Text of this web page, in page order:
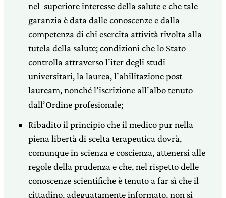
nel superiore interesse della salute e che tale
garanzia è data dalle conoscenze e dalla
competenza di chi esercita attività rivolta alla
tutela della salute; condizioni che lo Stato
controlla attraverso l’iter degli studi
universitari, la laurea, l’abilitazione post
lauream, nonché l’iscrizione all’albo tenuto
dall’Ordine profesionale;
Ribadito il principio che il medico pur nella
piena libertà di scelta terapeutica dovrà,
comunque in scienza e coscienza, attenersi alle
regole della prudenza e che, nel rispetto delle
conoscenze scientifiche è tenuto a far sì che il
cittadino, adeguatamente informato, non si